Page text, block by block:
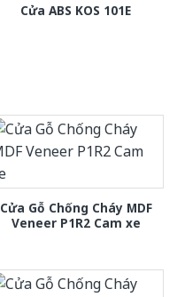
Cửa ABS KOS 101E
Cửa Gỗ Chống Cháy MDF
Veneer P1R2 Cam xe